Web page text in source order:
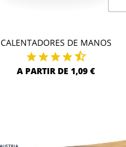
CALENTADORES DE MANOS
A PARTIR DE 1,09 €